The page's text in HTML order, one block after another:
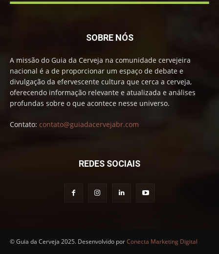
SOBRE NÓS
A missão do Guia da Cerveja na comunidade cervejeira
nacional é a de proporcionar um espaço de debate e
divulgação da efervescente cultura que cerca a cerveja,
oferecendo informação relevante e atualizada e análises
profundas sobre o que acontece nesse universo.
Contato: contato@guiadacervejabr.com
REDES SOCIAIS
© Guia da Cerveja 2025. Desenvolvido porConecta Marketing Digital